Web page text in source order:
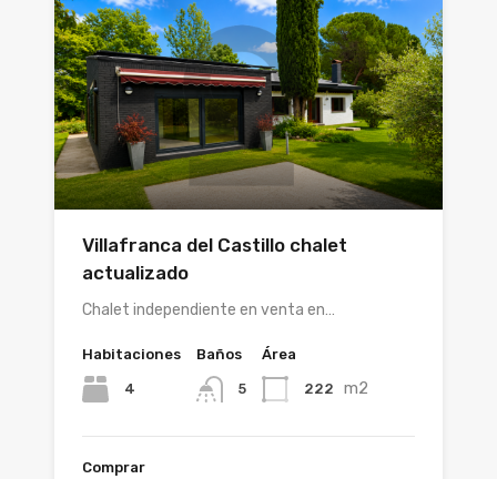
Villafranca del Castillo chalet
actualizado
Chalet independiente en venta en…
Habitaciones
4
Baños
5
Área
222 m2
Comprar